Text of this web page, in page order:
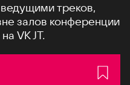
треков,
залов конференции
VK JT.